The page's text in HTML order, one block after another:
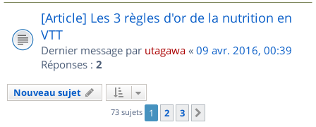
[Article] Les 3 règles d'or de la nutrition en
VTT
Dernier message par utagawa « 09 avr. 2016, 00:39
Réponses : 2
Nouveau sujet
73 sujets 1 2 3